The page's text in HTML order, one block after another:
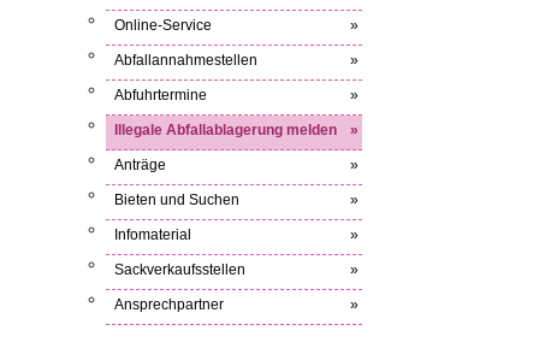
Online-Service »
Abfallannahmestellen »
Abfuhrtermine »
Illegale Abfallablagerung melden »
Anträge »
Bieten und Suchen »
Infomaterial »
Sackverkaufsstellen »
Ansprechpartner »